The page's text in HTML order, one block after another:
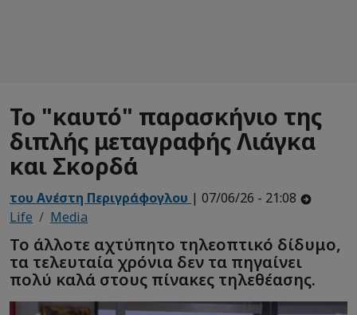
Το "καυτό" παρασκήνιο της
διπλής μεταγραφής Λιάγκα
και Σκορδά
του Ανέστη Περιγράφογλου | 07/06/26 - 21:08
Life
Media
Το άλλοτε αχτύπητο τηλεοπτικό δίδυμο,
τα τελευταία χρόνια δεν τα πηγαίνει
πολύ καλά στους πίνακες τηλεθέασης.